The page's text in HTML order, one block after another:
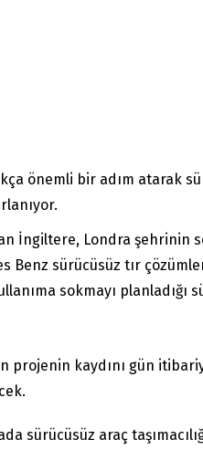
önemli bir adım atarak
Londra şehrinin
Benz sürücüsüz tır
sokmayı planladığı
projenin kaydını gün
sürücüsüz araç